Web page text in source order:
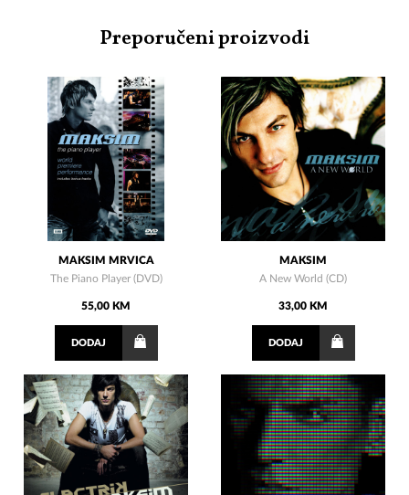
Preporučeni proizvodi
MAKSIM MRVICA
The Piano Player (DVD)
55,00 KM
DODAJ
MAKSIM
A New World (CD)
33,00 KM
DODAJ